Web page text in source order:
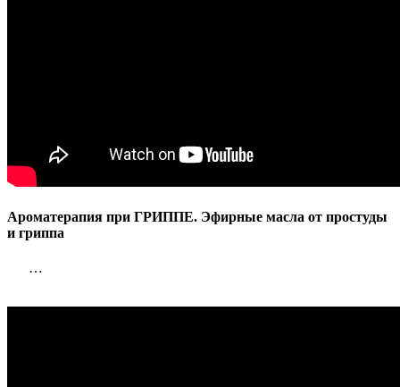
Ароматерапия при ГРИППЕ. Эфирные масла от простуды
и гриппа
…